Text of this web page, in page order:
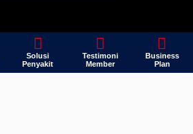
Solusi
Penyakit
Testimoni
Member
Business
Plan